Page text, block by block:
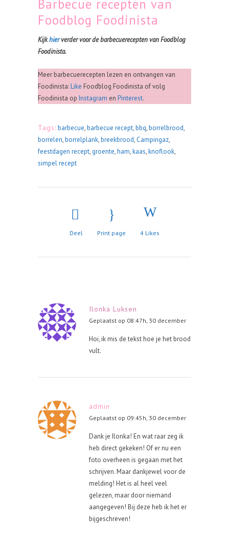
Barbecue recepten van
Foodblog Foodinista
Kijkhierverder voor de barbecuerecepten van Foodblog
Foodinista.
Meer barbecuerecepten lezen en ontvangen van
Foodinista:Like Foodblog Foodinista of volg
Foodinista op Instagram en Pinterest.
Tags: barbecue,barbecue recept,bbq,borrelbrood,
borrelen,borrelplank,breekbrood, Campingaz,
feestdagen recept, groente,ham,kaas,knoflook,
simpel recept
Deel Print page 4 Likes
Ilonka Luksen
Geplaatst op 08:47h, 30 december
Hoi, ik mis de tekst hoe je het brood
vult.
admin
Geplaatst op 09:45h, 30 december
Dank je Ilonka! En wat raar zeg ik
heb direct gekeken! Of er nu een
foto overheen is gegaan met het
schrijven. Maar dankjewel voor de
melding! Het is al heel veel
gelezen, maar door niemand
aangegeven! Bij deze heb ik het er
bijgeschreven!